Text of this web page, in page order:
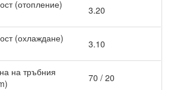
Канална серия Duct
CHML-
(отопление)
3.20
(охлаждане)
3.10
на тръбния
70 / 20